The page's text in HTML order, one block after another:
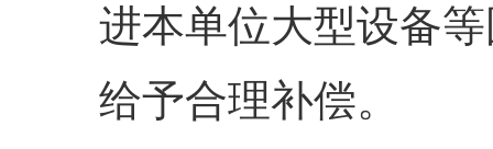
进本单位大型设备
给予合理补偿。